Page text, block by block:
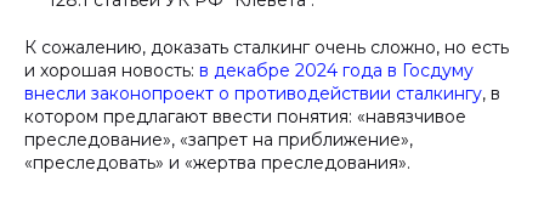
К сожалению, доказать сталкинг очень сложно, но есть
и хорошая новость: в декабре 2024 года в Госдуму
внесли законопроект о противодействии сталкингу, в
котором предлагают ввести понятия: «навязчивое
преследование», «запрет на приближение»,
«преследовать» и «жертва преследования».